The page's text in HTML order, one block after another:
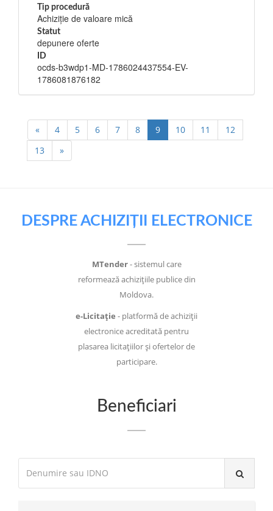
Tip procedură
Achiziție de valoare mică
Statut
depunere oferte
ID
ocds-b3wdp1-MD-1786024437554-EV-
1786081876182
« 4 5 6 7 8 9 10 11
12
13
»
DESPRE ACHIZIȚII ELECTRONICE
MTender- sistemul care
reformează achizițiile publice din
Moldova.
e-Licitație - platformă de achiziții
electronice acreditată pentru
plasarea licitațiilor și ofertelor de
participare.
Beneficiari